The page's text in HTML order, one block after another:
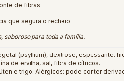
de fibras
que segura o recheio
saboroso para toda a família.
(psyllium), dextrose, espessante:
de ervilha, sal, fibra de cítricos.
e trigo. Alérgicos: pode conter